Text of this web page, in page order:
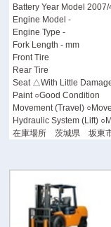
Battery Year Model
Engine Model -
Engine Type -
Fork Length - mm
Front Tire
Rear Tire
Seat △With Little
Paint ○Good Condition
Movement (Travel)
Hydraulic System (Lift)
在庫場所 茨城県 坂東